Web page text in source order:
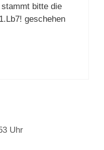
bitte die
geschehen
Uhr